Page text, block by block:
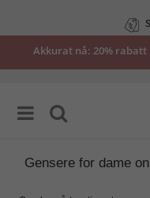
Akkurat nå: 20%
Gensere for dame